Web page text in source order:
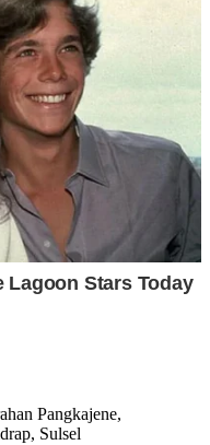
Pangkajene,
Sulsel